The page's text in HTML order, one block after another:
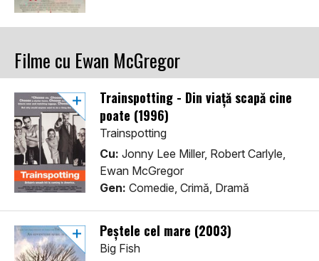
Filme cu Ewan McGregor
Trainspotting - Din viață scapă cine
poate (1996)
Trainspotting
Cu: Jonny Lee Miller, Robert Carlyle,
Ewan McGregor
Gen: Comedie, Crimă, Dramă
Peștele cel mare (2003)
Big Fish